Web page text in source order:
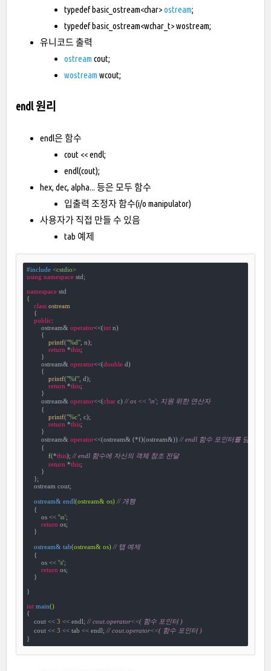
typedef basic_ostream<char>ostream;
typedef basic_ostream<wchar_t> wostream;
유니코드 출력
ostream cout;
wostream wcout;
endl 원리
endl은 함수
cout << endl;
endl(cout);
hex, dec, alpha... 등은 모두 함수
입출력 조정자 함수(i/o manipulator)
사용자가 직접 만들 수 있음
tab 예제
#include <cstdio>
using namespace std;
namespace std
{
class ostream
    {
public:
        ostream&
operator<<(int n)
        {
printf("%d", n);
return *this;
        }
        ostream&
operator<<(double d)
        {
printf("%f", d);
return *this;
        }
        ostream&
operator<<(char c) // os << '\n'; 지원 위한 연산자
        {
printf("%c", c);
return *this;
        }
        ostream&
operator<<(ostream& (*f)(ostream&)) // endl 함수 포인터를 담기 위
        {
f(*this); // endl 함수에 자신의 객체 참조 전달
return *this;
        }
    };
    ostream cout;
ostream& endl(ostream& os) // 개행
{
        os <<
'\n';
return os;
    }
ostream& tab(ostream& os) // 탭 예제
{
        os <<
'\t';
return os;
    }
}
int main()
{
    cout <<
3 << endl; // cout.operator<<( 함수 포인터 )
    cout <<
3 << tab << endl; // cout.operator<<( 함수 포인터 )
}